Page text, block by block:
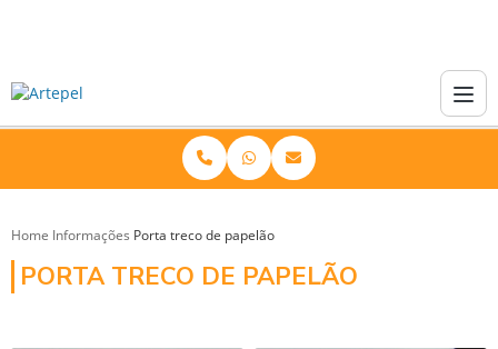
Home Informações Porta treco de papelão
PORTA TRECO DE PAPELÃO